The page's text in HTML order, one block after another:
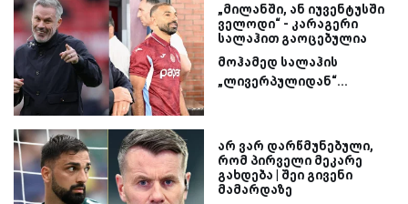
„მილანში, ან იუვენტუსში
ველოდი“ - კარაგერი
სალაჰით გაოცებულია
მოჰამედ სალაჰის
„ლივერპულიდან“...
არ ვარ დარწმუნებული,
რომ პირველი მეკარე
გახდება | შეი გივენი
მამარდაზე